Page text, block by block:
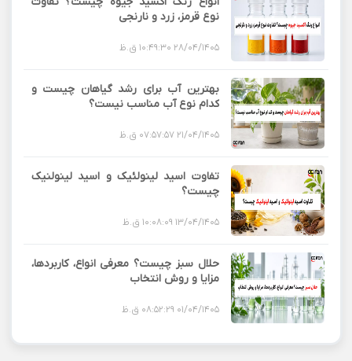
نوع قرمز، زرد و نارنجی
28/04/1405 10:49:30 ق.ظ
بهترین آب برای رشد گیاهان چیست و
کدام نوع آب مناسب نیست؟
21/04/1405 07:57:57 ق.ظ
تفاوت اسید لینولئیک و اسید لینولنیک
چیست؟
13/04/1405 10:08:09 ق.ظ
حلال سبز چیست؟ معرفی انواع، کاربردها،
مزایا و روش انتخاب
01/04/1405 08:52:29 ق.ظ